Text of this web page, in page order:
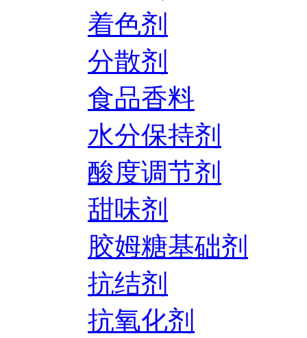
着色剂
分散剂
食品香料
水分保持剂
酸度调节剂
甜味剂
胶姆糖基础剂
抗结剂
抗氧化剂